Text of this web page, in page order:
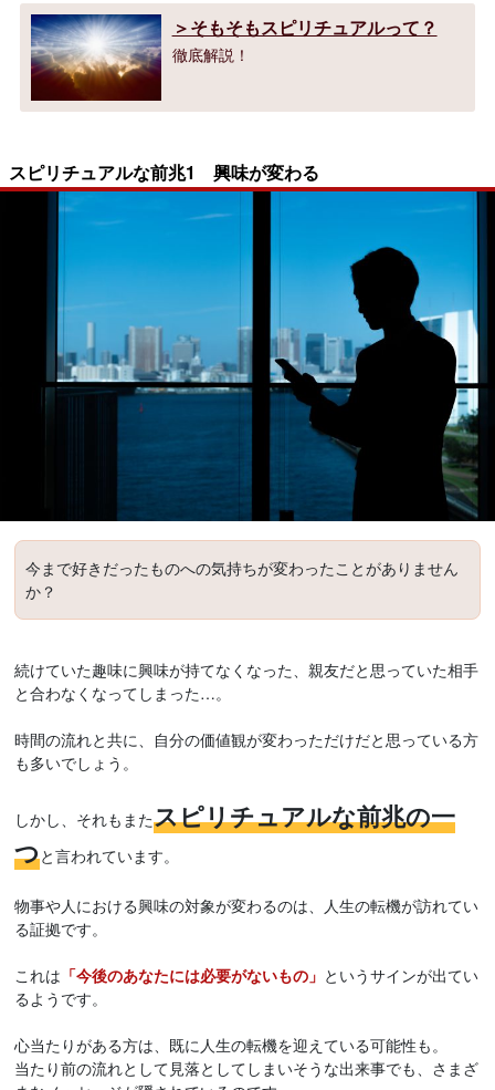
＞そもそもスピリチュアルって？
徹底解説！
スピリチュアルな前兆1 興味が変わる
今まで好きだったものへの気持ちが変わったことがありません
か？
続けていた趣味に興味が持てなくなった、親友だと思っていた相手
と合わなくなってしまった…。
時間の流れと共に、自分の価値観が変わっただけだと思っている方
も多いでしょう。
しかし、それもまたスピリチュアルな前兆の一
つと言われています。
物事や人における興味の対象が変わるのは、人生の転機が訪れてい
る証拠です。
これは 「今後のあなたには必要がないもの」 というサインが出てい
るようです。
心当たりがある方は、既に人生の転機を迎えている可能性も。
当たり前の流れとして見落としてしまいそうな出来事でも、さまざ